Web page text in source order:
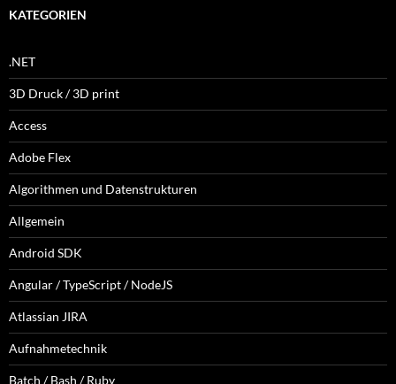
KATEGORIEN
.NET
3D Druck / 3D print
Access
Adobe Flex
Algorithmen und Datenstrukturen
Allgemein
Android SDK
Angular / TypeScript / NodeJS
Atlassian JIRA
Aufnahmetechnik
Batch / Bash / Ruby